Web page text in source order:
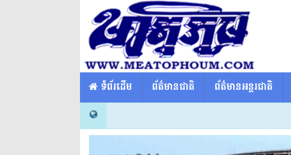
​​ ទំព័រដើម ព័ត៌មានជាតិ ព័ត៌មានអន្តរជាតិ